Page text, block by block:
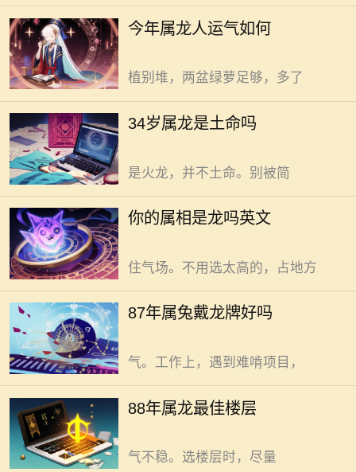
今年属龙人运气如何
子被穿堂风激得坐窗边，心难静，气
乱。先理顺这股“气”是属龙者今年的
植别堆，两盆绿萝足够，多了
34岁属龙是土命吗
34岁属龙，未必是土命，得结合
具体生年判断。 34岁，正处人生
气。但命理五行，绝非仅凭属相就能
轻易判定。需翻查老黄历，明确出生
年份对应的天干地支，再依此推算五
是火龙，并不土命。别被简
你的属相是龙吗英文
我的属相并不龙，但属龙者家居
布置宜取自然灵动，忌堆砌繁复。
气流乱窜。撞过井道，直扑入户。若
家临电梯，合适高度且叶片舒展的绿
植摆玄关处，像小卫士。选如散尾
住气场。不用选太高的，占地方
87年属兔戴龙牌好吗
87年属兔戴龙牌，利弊需综合考
量后再做决定。 兔性温顺，心思
贵权威是龙在中国文化里的象征。柔
和的兔与刚猛的龙，乍一看，似乎难
以和谐共处。可有人觉得，戴龙牌能
气。工作上，遇到难啃项目，
88年属龙最佳楼层
88年属龙选楼层，合适就好无需
过度迷信。 88年生的属龙人，命
“旺自己”的。其实，这事儿有门道但
不必过于玄乎。电梯房里，电梯门是
“气口”。开合不断气流乱窜。入户门
气不稳。选楼层时，尽量
76年属龙者今年添丁有盼头，却
也需综合考量。电梯门开合，裹挟气
稳，添丁事，得细思量。 76年属